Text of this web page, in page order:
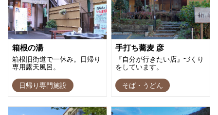
箱根の湯
箱根旧街道で一休み。日帰り
専用露天風呂。
日帰り専門施設
手打ち蕎麦 彦
『自分が行きたい店』づくり
をしています。
そば・うどん